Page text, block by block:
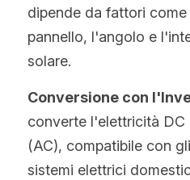
dipende da fattori
pannello, l'angolo e
solare.
Conversione con
converte l'elettricità DC
(AC), compatibile con
sistemi elettrici